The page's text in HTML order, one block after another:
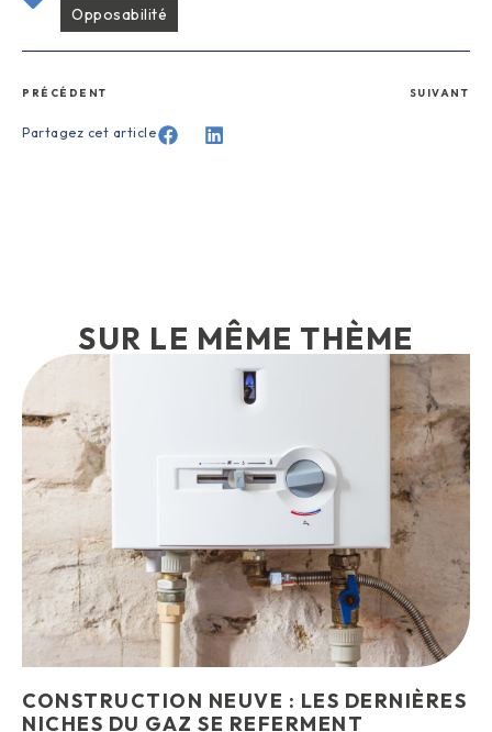
Opposabilité
PRÉCÉDENT SUIVANT
Partagez cet article
SUR LE MÊME THÈME
CONSTRUCTION NEUVE : LES DERNIÈRES
NICHES DU GAZ SE REFERMENT